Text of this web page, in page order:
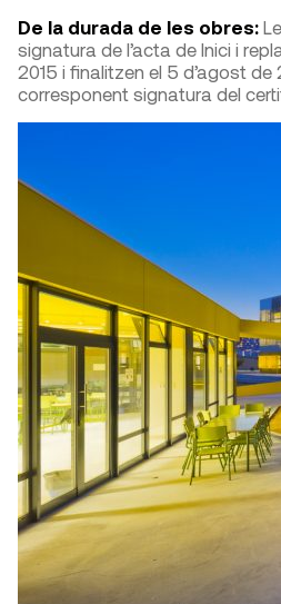
De la durada de les obres:
signatura de l’acta de Inici i
2015 i finalitzen el 5 d’agost de
corresponent signatura del